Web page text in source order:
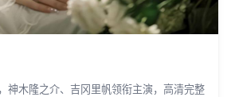
神木隆之介、吉冈里帆领衔主演，高清完整